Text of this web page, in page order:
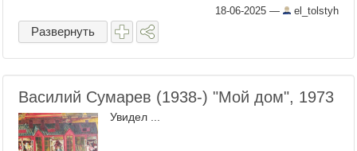
18-06-2025 — el_tolstyh
Развернуть
Василий Сумарев (1938-) "Мой дом", 1973
Увидел ...